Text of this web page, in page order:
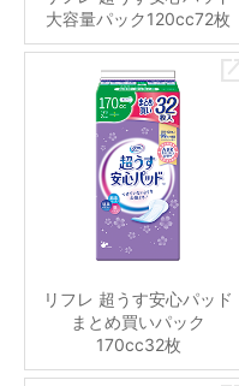
大容量パック120cc72枚
リフレ 超うす安心パッド
まとめ買いパック
170cc32枚